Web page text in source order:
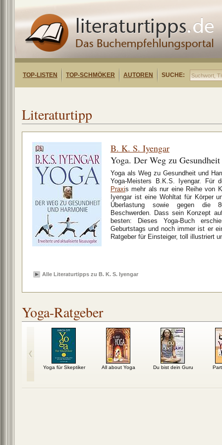
TOP-LISTEN TOP-SCHMÖKER AUTOREN SUCHE:
Literaturtipp
B. K. S. Iyengar
Yoga. Der Weg zu
Yoga als Weg zu Gesundheit und
Yoga-Meisters B.K.S. Iyengar.
Praxis mehr als nur eine Reihe von
Iyengar ist eine Wohltat für Körper
Überlastung sowie gegen die
Beschwerden. Dass sein Konzept
besten: Dieses Yoga-Buch
Geburtstags und noch immer ist er
Ratgeber für Einsteiger, toll illustriert
Alle Literaturtipps zu B. K. S. Iyengar
Yoga-Ratgeber
Yoga für Skeptiker All about Yoga Du bist dein Guru